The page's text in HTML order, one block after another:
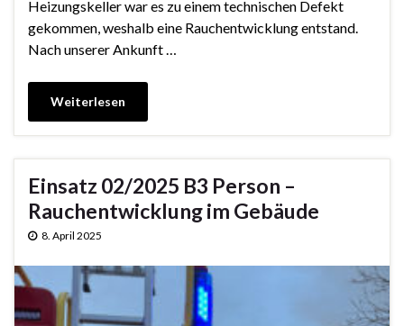
Heizungskeller war es zu einem technischen Defekt
gekommen, weshalb eine Rauchentwicklung entstand.
Nach unserer Ankunft …
Weiterlesen
Einsatz 02/2025 B3 Person –
Rauchentwicklung im Gebäude
8. April 2025